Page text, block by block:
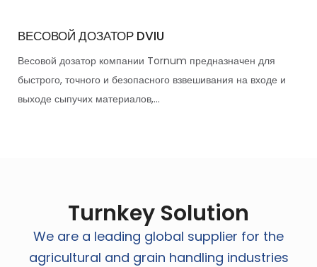
ВЕСОВОЙ ДОЗАТОР DVIU
Весовой дозатор компании Tornum предназначен для
быстрого, точного и безопасного взвешивания на входе и
выходе сыпучих материалов,...
Turnkey Solution
We are a leading global supplier for the
agricultural and grain handling industries